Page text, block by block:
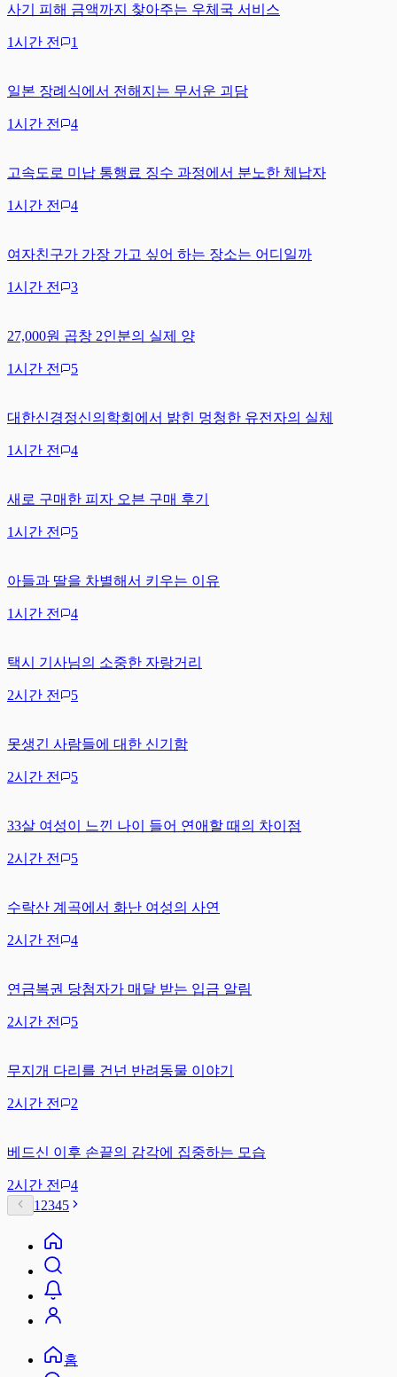
사기 피해 금액까지 찾아주는 우체국 서비스
1시간 전 1
일본 장례식에서 전해지는 무서운 괴담
1시간 전 4
고속도로 미납 통행료 징수 과정에서 분노한 체납자
1시간 전 4
여자친구가 가장 가고 싶어 하는 장소는 어디일까
1시간 전 3
27,000원 곱창 2인분의 실제 양
1시간 전 5
대한신경정신의학회에서 밝힌 멍청한 유전자의 실체
1시간 전 4
새로 구매한 피자 오븐 구매 후기
1시간 전 5
아들과 딸을 차별해서 키우는 이유
1시간 전 4
택시 기사님의 소중한 자랑거리
2시간 전 5
못생긴 사람들에 대한 신기함
2시간 전 5
33살 여성이 느낀 나이 들어 연애할 때의 차이점
2시간 전 5
수락산 계곡에서 화난 여성의 사연
2시간 전 4
연금복권 당첨자가 매달 받는 입금 알림
2시간 전 5
무지개 다리를 건넌 반려동물 이야기
2시간 전 2
베드신 이후 손끝의 감각에 집중하는 모습
2시간 전
4
1 2345
홈